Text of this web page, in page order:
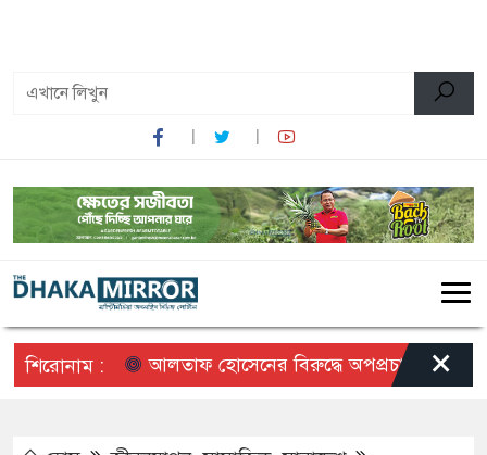
শিরোনাম : আলতাফ হোসেনের বিরুদ্ধে অপপ্রচারের ×